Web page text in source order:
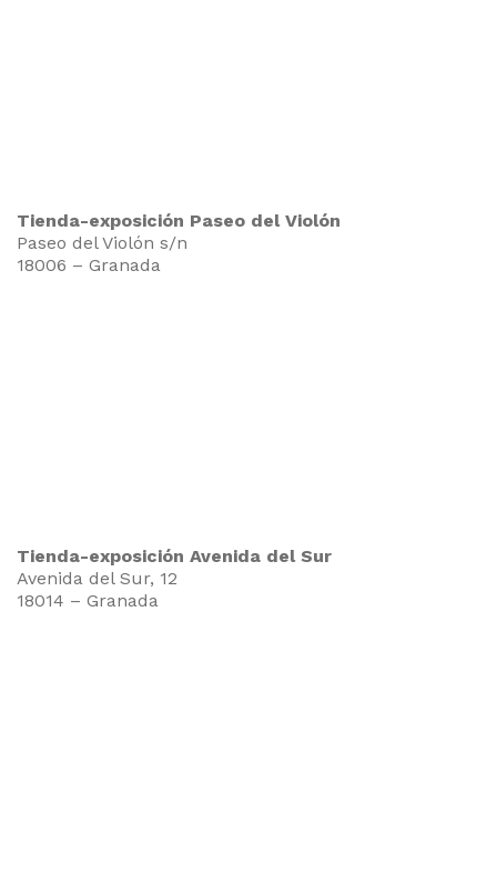
Tienda-exposición Paseo del Violón
Paseo del Violón s/n
18006 – Granada
Tienda-exposición Avenida del Sur
Avenida del Sur, 12
18014 – Granada